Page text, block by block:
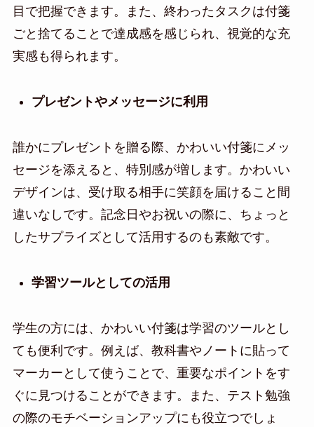
目で把握できます。また、終わったタスクは付箋
ごと捨てることで達成感を感じられ、視覚的な充
実感も得られます。
プレゼントやメッセージに利用
誰かにプレゼントを贈る際、かわいい付箋にメッ
セージを添えると、特別感が増します。かわいい
デザインは、受け取る相手に笑顔を届けること間
違いなしです。記念日やお祝いの際に、ちょっと
したサプライズとして活用するのも素敵です。
学習ツールとしての活用
学生の方には、かわいい付箋は学習のツールとし
ても便利です。例えば、教科書やノートに貼って
マーカーとして使うことで、重要なポイントをす
ぐに見つけることができます。また、テスト勉強
の際のモチベーションアップにも役立つでしょ